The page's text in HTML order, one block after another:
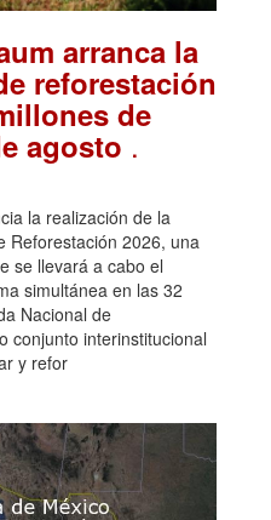
arranca la
reforestación
de
agosto .
la realización de la
Reforestación 2026, una
se llevará a cabo el
simultánea en las 32
Nacional de
conjunto interinstitucional
y refor